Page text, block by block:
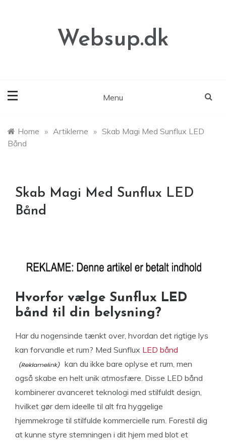
Websup.dk
Menu
Home » Artiklerne » Skab Magi Med Sunflux LED
Bånd
Skab Magi Med Sunflux LED
Bånd
Hvorfor vælge Sunflux LED
bånd til din belysning?
Har du nogensinde tænkt over, hvordan det rigtige lys
kan forvandle et rum? Med Sunflux LED bånd
kan du ikke bare oplyse et rum, men
også skabe en helt unik atmosfære. Disse LED bånd
kombinerer avanceret teknologi med stilfuldt design,
hvilket gør dem ideelle til alt fra hyggelige
hjemmekroge til stilfulde kommercielle rum. Forestil dig
at kunne styre stemningen i dit hjem med blot et